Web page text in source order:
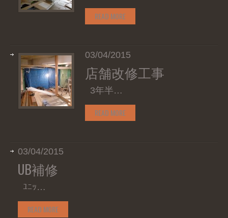
READ MORE
03/04/2015
店舗改修工事
3年半…
READ MORE
03/04/2015
UB補修
ﾕﾆｯ…
READ MORE